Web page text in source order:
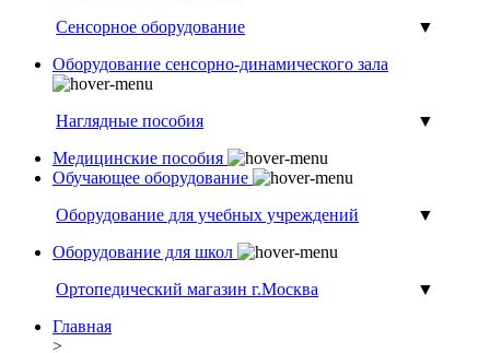
Сенсорное оборудование
▼
Оборудование сенсорно-динамического зала
Наглядные пособия
▼
Медицинские пособия
Обучающее оборудование
Оборудование для учебных учреждений
▼
Оборудование для школ
Ортопедический магазин г.Москва
▼
Главная
>